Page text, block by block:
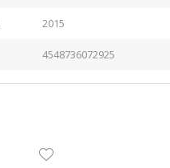
2015
4548736072925